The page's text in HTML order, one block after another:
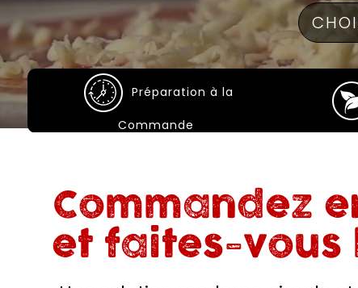
Préparation à la
Commande
Commandez
et faites-vous